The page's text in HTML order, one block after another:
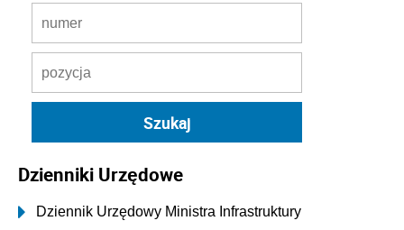
Dzienniki Urzędowe
Dziennik Urzędowy Ministra Infrastruktury